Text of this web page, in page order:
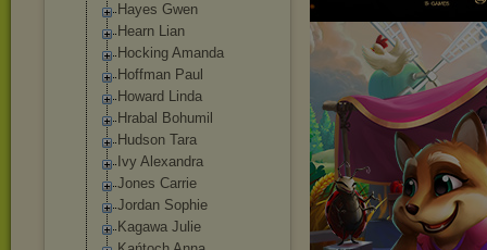
Hayes Gwen
Hearn Lian
Hocking Amanda
Hoffman Paul
Howard Linda
Hrabal Bohumil
Hudson Tara
Ivy Alexandra
Jones Carrie
Jordan Sophie
Kagawa Julie